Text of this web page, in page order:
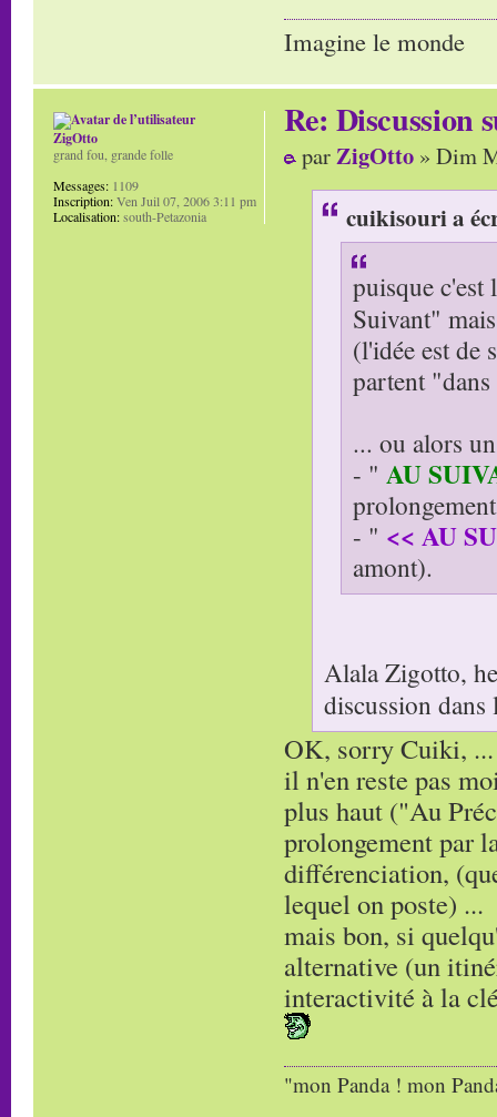
Imagine le monde
Re: Discussion
parZigOtto » Dim
cuikisouri a
puisque
Suivant"
(l'idée est de
partent
... ou alors
- " AU
- " << AU
amont).
Alala Zigotto,
discussion
OK, sorry Cuiki,
il n'en reste pas
plus haut ("Au
prolongement par
différenciation,
lequel on poste) ...
mais bon, si
alternative (un
interactivité à la
"mon Panda ! mon
ZigOtto
grand fou, grande folle
Messages: 1109
Inscription:Ven Juil 07, 2006 3:11 pm
Localisation:south-Petazonia